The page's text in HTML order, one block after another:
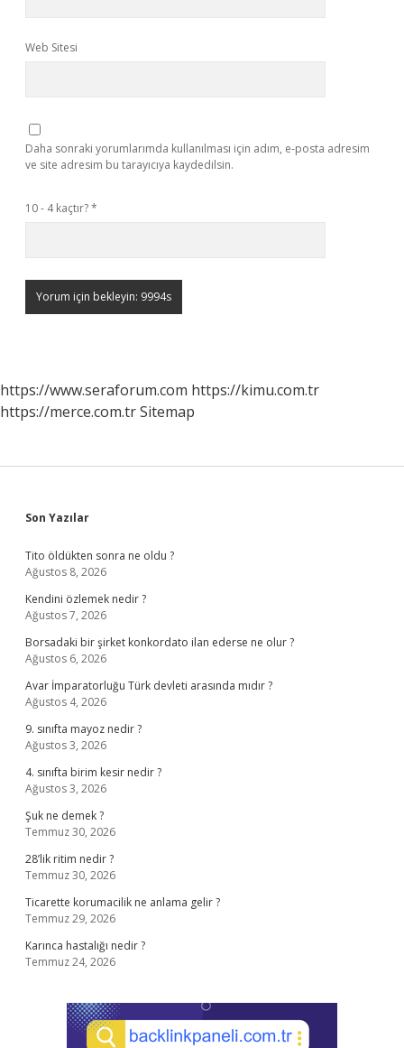
Web Sitesi
Daha sonraki yorumlarımda kullanılması için adım, e-posta adresim
ve site adresim bu tarayıcıya kaydedilsin.
10 - 4 kaçtır?*
https://www.seraforum.com https://kimu.com.tr
https://merce.com.trSitemap
Sidebar
Son Yazılar
Tito öldükten sonra ne oldu ?
Ağustos 8, 2026
Kendini özlemek nedir ?
Ağustos 7, 2026
Borsadaki bir şirket konkordato ilan ederse ne olur ?
Ağustos 6, 2026
Avar İmparatorluğu Türk devleti arasında mıdır ?
Ağustos 4, 2026
9. sınıfta mayoz nedir ?
Ağustos 3, 2026
4. sınıfta birim kesir nedir ?
Ağustos 3, 2026
Şuk ne demek ?
Temmuz 30, 2026
28’lik ritim nedir ?
Temmuz 30, 2026
Ticarette korumacilik ne anlama gelir ?
Temmuz 29, 2026
Karınca hastalığı nedir ?
Temmuz 24, 2026